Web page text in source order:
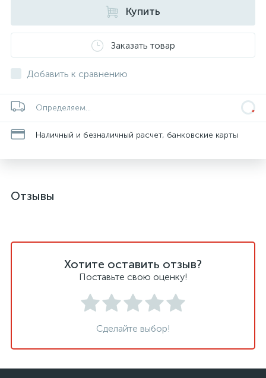
Купить
Заказать товар
Добавить к сравнению
Определяем...
Наличный и безналичный расчет, банковские карты
Отзывы
Хотите оставить отзыв?
Поставьте свою оценку!
Сделайте выбор!